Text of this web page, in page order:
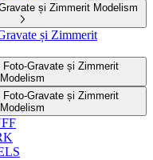
și Zimmerit Modelism
și Zimmerit
Modelism
Modelism